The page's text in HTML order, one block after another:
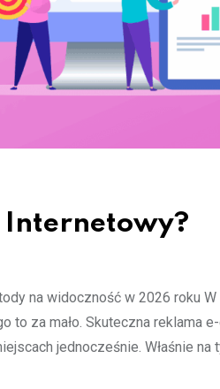
Internetowy?
na widoczność w 2026 roku
za mało. Skuteczna reklama
jednocześnie. Właśnie